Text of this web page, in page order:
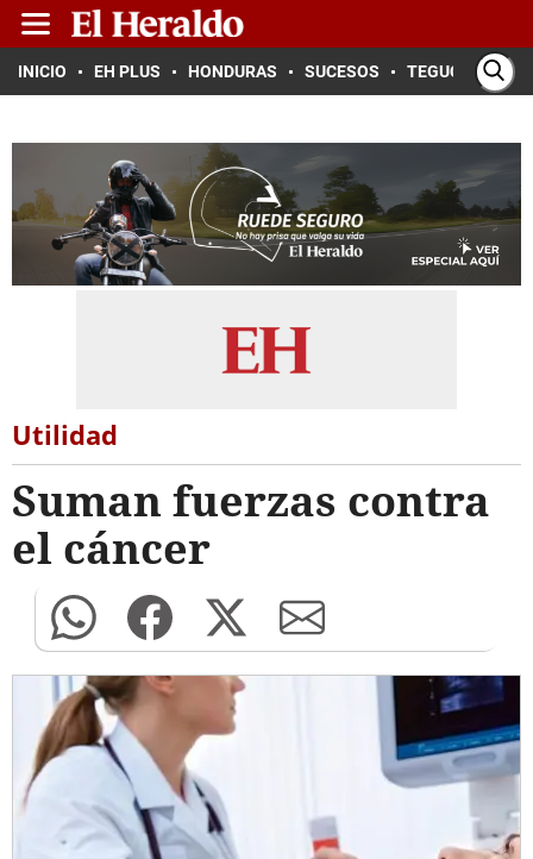
INICIO EH PLUS HONDURAS SUCESOS TEGUCIGALPA
Utilidad
Suman fuerzas contra
el cáncer